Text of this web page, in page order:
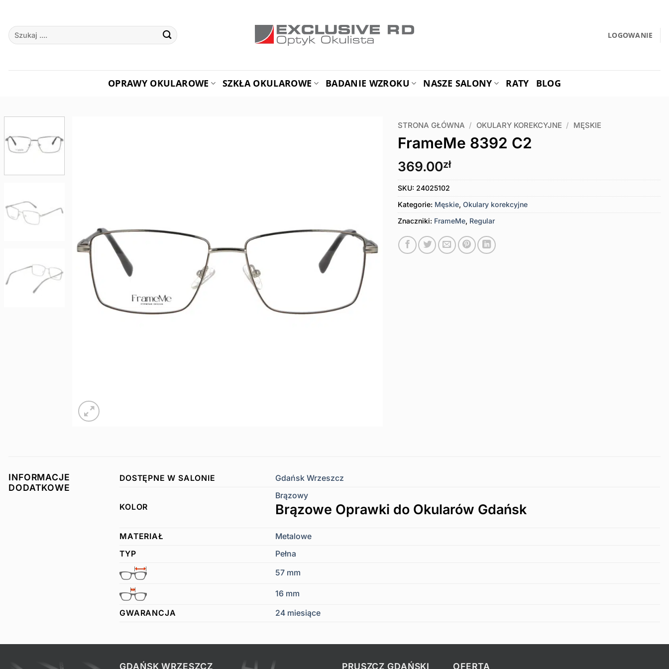
zawartości
Szukaj: LOGOWANIE
OPRAWY OKULAROWE SZKŁA OKULAROWE BADANIE WZROKU NASZE SALONY RATY BLOG
STRONA GŁÓWNA / OKULARY KOREKCYJNE / MĘSKIE
FrameMe 8392 C2
369.00zł
SKU: 24025102
Kategorie: Męskie, Okulary korekcyjne
Znaczniki: FrameMe, Regular
INFORMACJE
DODATKOWE
DOSTĘPNE W SALONIE Gdańsk Wrzeszcz
KOLOR
Brązowy
Brązowe Oprawki do Okularów Gdańsk
MATERIAŁ
Metalowe
TYP
Pełna
57 mm
16 mm
GWARANCJA 24 miesiące
GDAŃSK WRZESZCZ PRUSZCZ GDAŃSKI OFERTA